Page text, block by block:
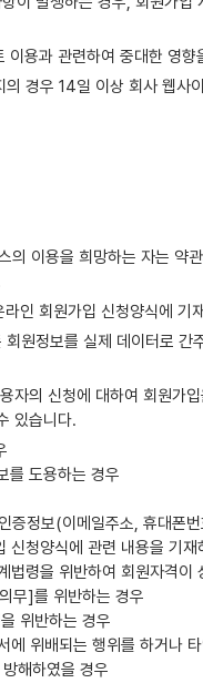
이용과 관련하여 중대한 영
의 경우 14일 이상 회사 웹사
의 이용을 희망하는 자는 약
인 회원가입 신청양식에
회원정보를 실제 데이터로
자의 신청에 대하여 회원가
있습니다.
를 도용하는 경우
증정보(이메일주소, 휴대폰
신청양식에 관련 내용을 기재
법령을 위반하여 회원자격이
무]를 위반하는 경우
위반하는 경우
에 위배되는 행위를 하거나
해하였을 경우